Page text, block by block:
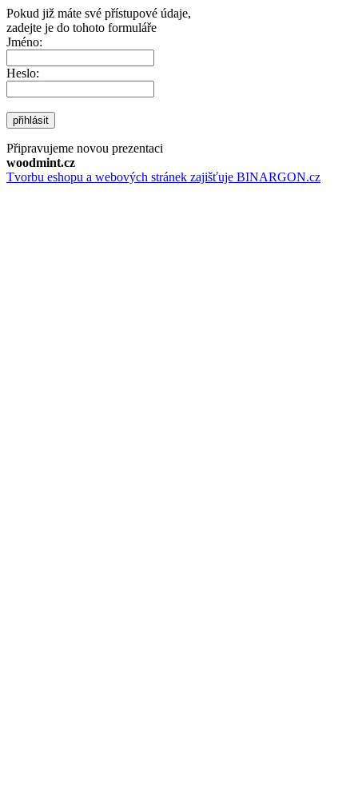
Pokud již máte své přístupové údaje,
zadejte je do tohoto formuláře
Jméno:
Heslo:
přihlásit
Připravujeme novou prezentaci
woodmint.cz
Tvorbu eshopu a webových stránek zajišťuje BINARGON.cz